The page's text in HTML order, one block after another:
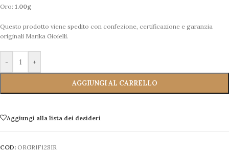
Oro: 1.00g
Questo prodotto viene spedito con confezione, certificazione e garanzia
originali Marika Gioielli.
- +
AGGIUNGI AL CARRELLO
Aggiungi alla lista dei desideri
COD: ORGRIF12SIR